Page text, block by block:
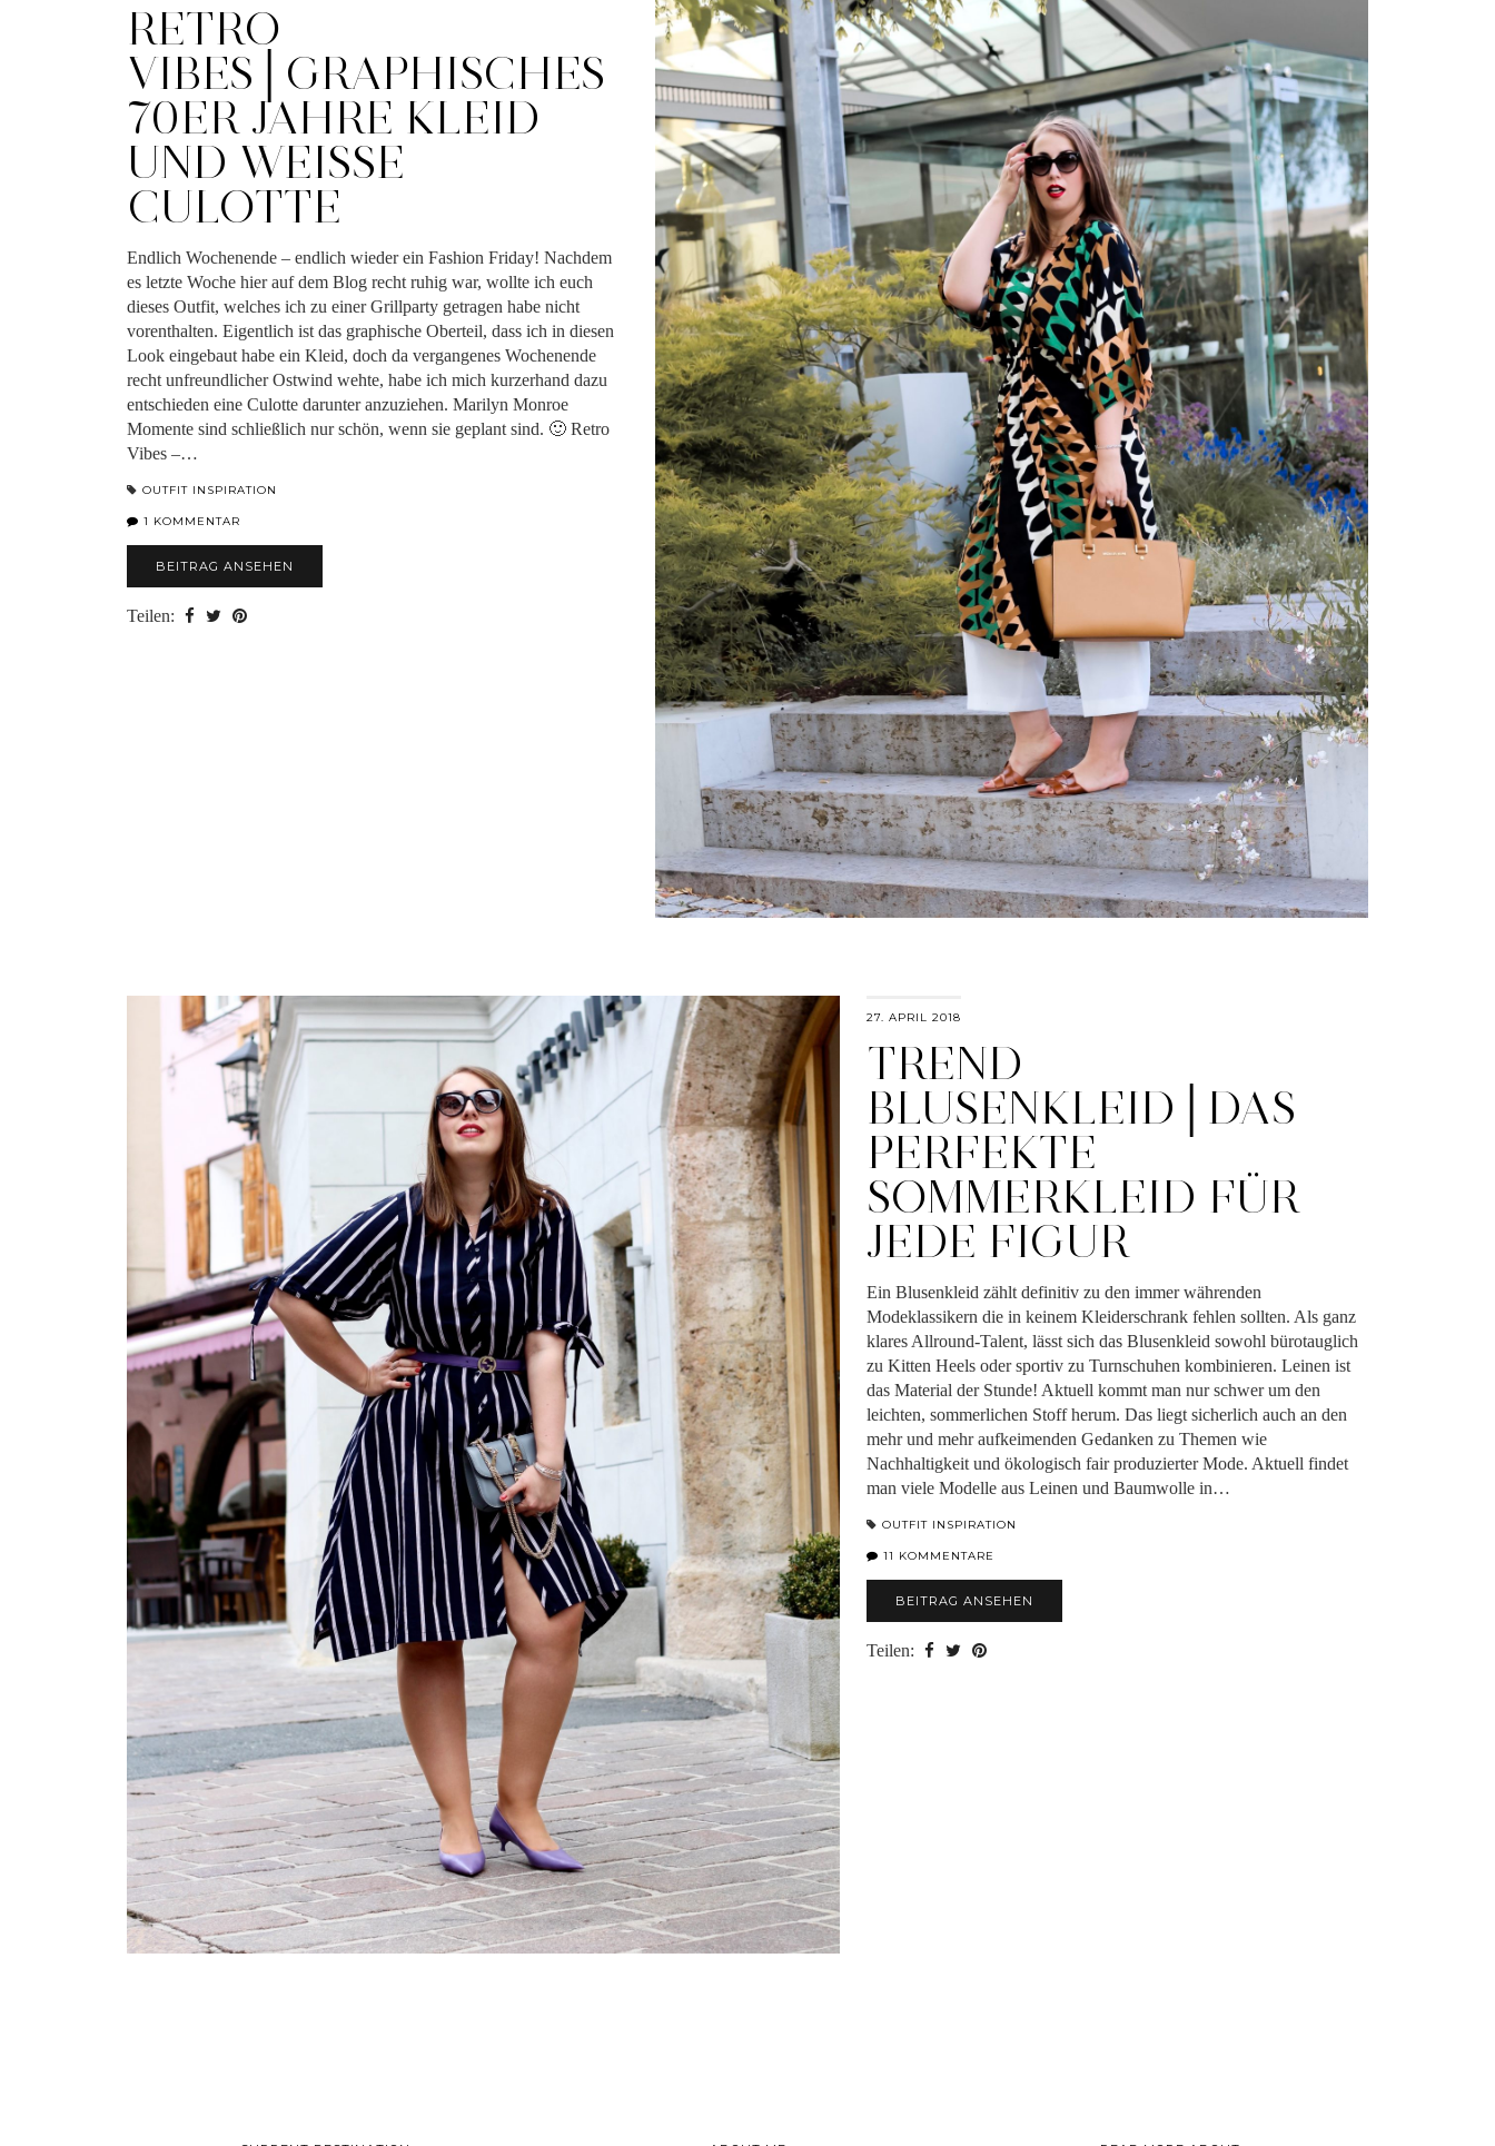
RETRO
VIBES│GRAPHISCHES
70ER JAHRE KLEID
UND WEISSE C
ULOTTE
Endlich Wochenende – endlich wieder ein Fashion Friday! Nachdem
es letzte Woche hier auf dem Blog recht ruhig war, wollte ich euch
dieses Outfit, welches ich zu einer Grillparty getragen habe nicht
vorenthalten. Eigentlich ist das graphische Oberteil, dass ich in diesen
Look eingebaut habe ein Kleid, doch da vergangenes Wochenende
recht unfreundlicher Ostwind wehte, habe ich mich kurzerhand dazu
entschieden eine Culotte darunter anzuziehen. Marilyn Monroe
Momente sind schließlich nur schön, wenn sie geplant sind. 🙂 Retro
Vibes –…
OUTFIT INSPIRATION
1 KOMMENTAR
BEITRAG ANSEHEN
Teilen:
27. APRIL 2018
TREND
BLUSENKLEID│DAS
PERFEKTE
SOMMERKLEID FÜR
JEDE FIGUR
Ein Blusenkleid zählt definitiv zu den immer währenden
Modeklassikern die in keinem Kleiderschrank fehlen sollten. Als ganz
klares Allround-Talent, lässt sich das Blusenkleid sowohl bürotauglich
zu Kitten Heels oder sportiv zu Turnschuhen kombinieren. Leinen ist
das Material der Stunde! Aktuell kommt man nur schwer um den
leichten, sommerlichen Stoff herum. Das liegt sicherlich auch an den
mehr und mehr aufkeimenden Gedanken zu Themen wie
Nachhaltigkeit und ökologisch fair produzierter Mode. Aktuell findet
man viele Modelle aus Leinen und Baumwolle in…
OUTFIT INSPIRATION
11 KOMMENTARE
BEITRAG ANSEHEN
Teilen: